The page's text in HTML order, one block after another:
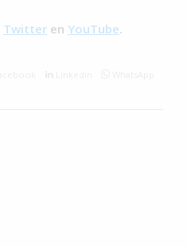
Twitter en YouTube.